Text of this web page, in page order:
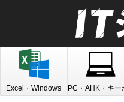
Excel・Windows PC・AHK・キー